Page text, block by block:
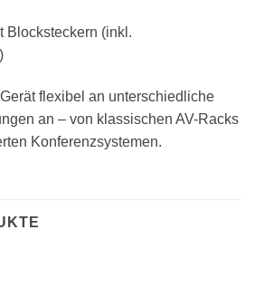
Blocksteckern (inkl.
flexibel an unterschiedliche
an – von klassischen AV-Racks
Konferenzsystemen.